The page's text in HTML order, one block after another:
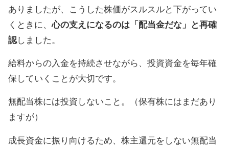
ありましたが、こうした株価がスルスルと下がってい
くときに、心の支えになるのは「配当金だな」と再確
認しました。
給料からの入金を持続させながら、投資資金を毎年確
保していくことが大切です。
無配当株には投資しないこと。（保有株にはまだあり
ますが）
成長資金に振り向けるため、株主還元をしない無配当